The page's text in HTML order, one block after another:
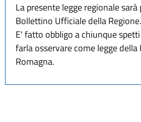
La presente legge regionale
Bollettino Ufficiale della Regione.
E' fatto obbligo a chiunque
farla osservare come legge
Romagna.